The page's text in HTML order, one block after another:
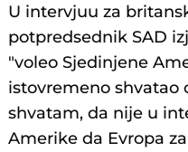
U intervjuu za
potpredsednik SAD
"voleo Sjedinjene
istovremeno shvatao
shvatam, da nije u
Amerike da Evropa